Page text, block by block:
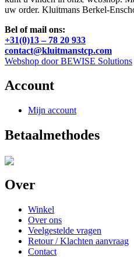
uw order. Kluitmans Berkel-
Bel of mail ons:
+31(0)13 – 78 20 933
contact@kluitmanstcp.com
Webshop door BEWISE Solutions
Account
Mijn account
Betaalmethodes
Over
Winkel
Over ons
Veelgestelde vragen
Retour / Klachten aanvraag
Contact